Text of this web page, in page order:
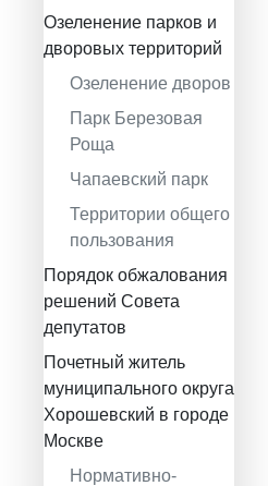
Озеленение парков и
дворовых территорий
Озеленение дворов
Парк Березовая
Роща
Чапаевский парк
Территории общего
пользования
Порядок обжалования
решений Совета
депутатов
Почетный житель
муниципального округа
Хорошевский в городе
Москве
Нормативно-